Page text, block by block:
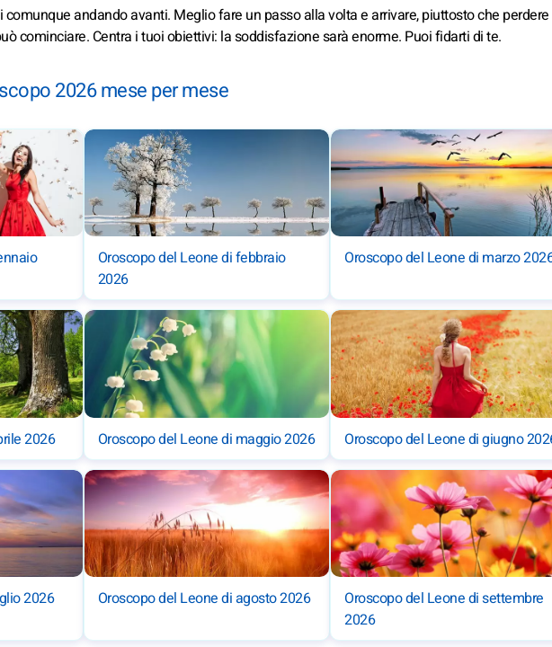
andando avanti. Meglio fare un passo alla volta e arrivare, piuttosto che perdere
cominciare. Centra i tuoi obiettivi: la soddisfazione sarà enorme. Puoi fidarti di te.
2026 mese per mese
Oroscopo del Leone di febbraio
2026
Oroscopo del Leone di marzo
2026 Oroscopo del Leone di maggio 2026 Oroscopo del Leone di giugno
2026 Oroscopo del Leone di agosto 2026
Oroscopo del Leone di settembre
2026